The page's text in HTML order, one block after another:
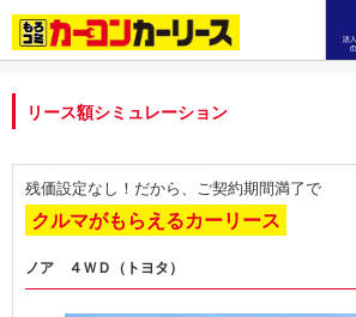
リース額シミュレーション
残価設定なし！だから、ご契約期間満了で
クルマがもらえるカーリース
ノア ４ＷＤ（トヨタ）